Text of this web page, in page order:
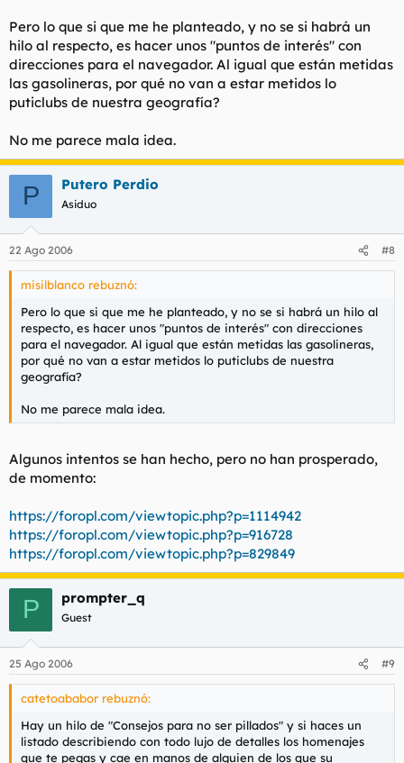
Pero lo que si que me he planteado, y no se si habrá un
hilo al respecto, es hacer unos "puntos de interés" con
direcciones para el navegador. Al igual que están metidas
las gasolineras, por qué no van a estar metidos lo
puticlubs de nuestra geografía?
No me parece mala idea.
P Putero Perdio
Asiduo
22 Ago 2006 #8
misilblanco rebuznó:
Pero lo que si que me he planteado, y no se si habrá un hilo al
respecto, es hacer unos "puntos de interés" con direcciones
para el navegador. Al igual que están metidas las gasolineras,
por qué no van a estar metidos lo puticlubs de nuestra
geografía?
No me parece mala idea.
Algunos intentos se han hecho, pero no han prosperado,
de momento:
https://foropl.com/viewtopic.php?p=1114942
https://foropl.com/viewtopic.php?p=916728
https://foropl.com/viewtopic.php?p=829849
P prompter_q
Guest
25 Ago 2006 #9
catetoababor rebuznó:
Hay un hilo de "Consejos para no ser pillados" y si haces un
listado describiendo con todo lujo de detalles los homenajes
que te pegas y cae en manos de alguien de los que su